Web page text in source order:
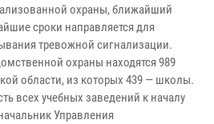
охраны, ближайший
сроки направляется для
тревожной сигнализации.
охраны находятся 989
области, из которых 439 — школы.
всех учебных заведений к началу
Управления